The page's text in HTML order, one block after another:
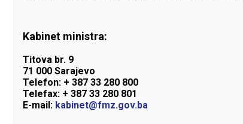
Kabinet ministra:
Titova br. 9
71 000 Sarajevo
Telefon: + 387 33 280 800
Telefax: + 387 33 280 801
E-mail: kabinet@fmz.gov.ba